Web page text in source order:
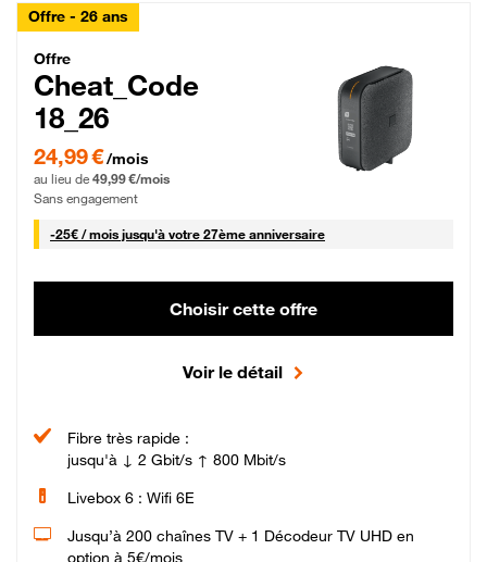
Offre - 26 ans
Cheat_Code Fibre_18_26
Offre
Cheat_Code
18_26
24,99 € par mois pendant 0 mois puis 49,99 € par mois, Sans engagement
24,99 €/mois
au lieu de 49,99 €/mois
Sans engagement
-25€ / mois25 € par mois
jusqu'à votre 27ème anniversaire
Choisir cette offre
Voir le détail
Fibre très rapide :
jusqu'à ↓ 2 Gbit/s ↑ 800 Mbit/s
Livebox 6 : Wifi 6E
Jusqu’à 200 chaînes TV + 1 Décodeur TV UHD en
option à 5€/mois